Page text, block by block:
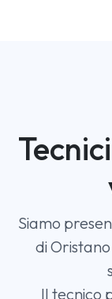
Siamo
di
Il tecnico